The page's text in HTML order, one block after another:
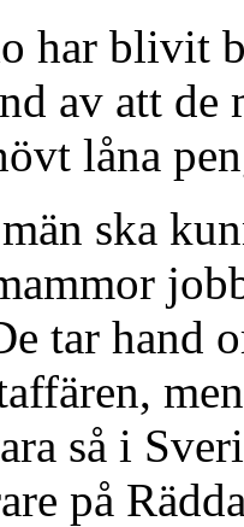
har blivit
av att de
låna
ska
tar hand
så i
på